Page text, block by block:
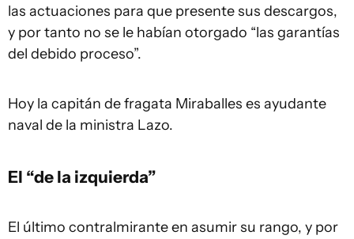
las actuaciones para que presente sus descargos,
y por tanto no se le habían otorgado “las garantías
del debido proceso”.
Hoy la capitán de fragata Miraballes es ayudante
naval de la ministra Lazo.
El “de la izquierda”
El último contralmirante en asumir su rango, y por